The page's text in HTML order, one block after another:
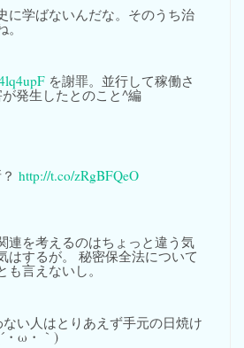
に学ばないんだな。そのうち治
を謝罪。並行して稼働さ
発生したとのこと^編
http://t.co/zRgBFQeO
連を考えるのはちょっと違う気
はするが。 秘密保全法について
言えないし。
い人はとりあえず手元の日焼け
・ω・｀)